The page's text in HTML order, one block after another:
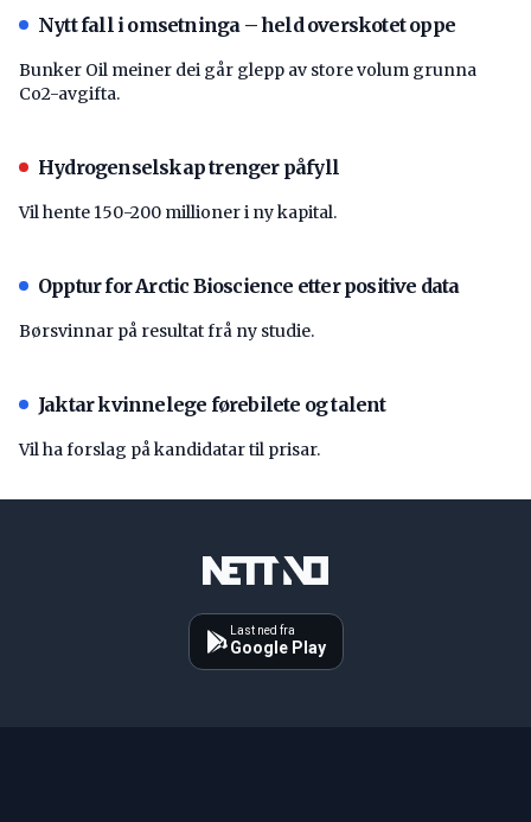
Nytt fall i omsetninga – held overskotet oppe
Bunker Oil meiner dei går glepp av store volum grunna
Co2-avgifta.
Hydrogenselskap trenger påfyll
Vil hente 150-200 millioner i ny kapital.
Opptur for Arctic Bioscience etter positive data
Børsvinnar på resultat frå ny studie.
Jaktar kvinnelege førebilete og talent
Vil ha forslag på kandidatar til prisar.
Last ned fra
Google Play